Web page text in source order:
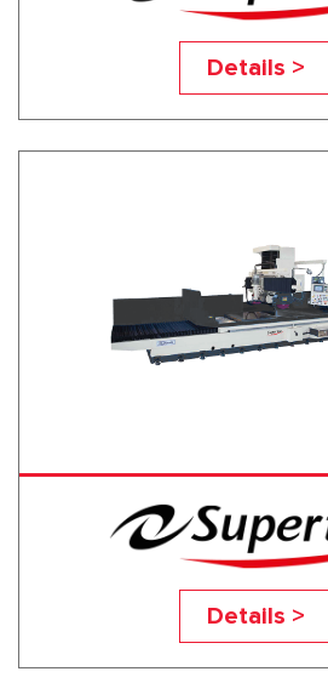
OA-3260-3A
Details >
OA-3280-3A
Details >